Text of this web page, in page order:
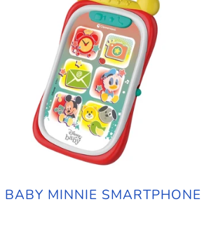
BABY MINNIE SMARTPHONE